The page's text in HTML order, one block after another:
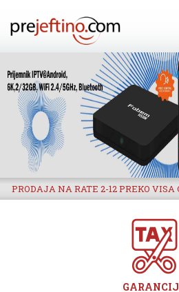
PRODAJA NA RATE 2-12 PREKO VISA